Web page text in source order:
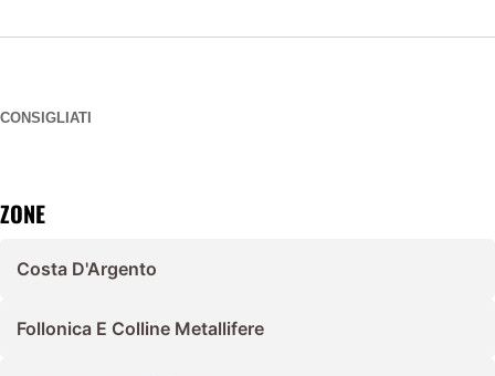
CONSIGLIATI
ZONE
Costa D'Argento
Follonica E Colline Metallifere